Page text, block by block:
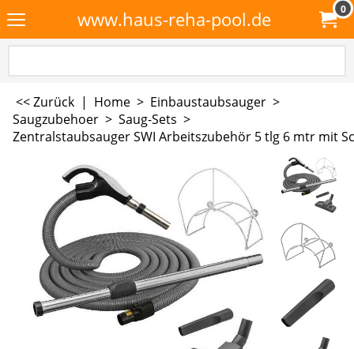
www.haus-reha-pool.de 0
<< Zurück | Home > Einbaustaubsauger >
Saugzubehoer > Saug-Sets >
Zentralstaubsauger SWI Arbeitszubehör 5 tlg 6 mtr mit